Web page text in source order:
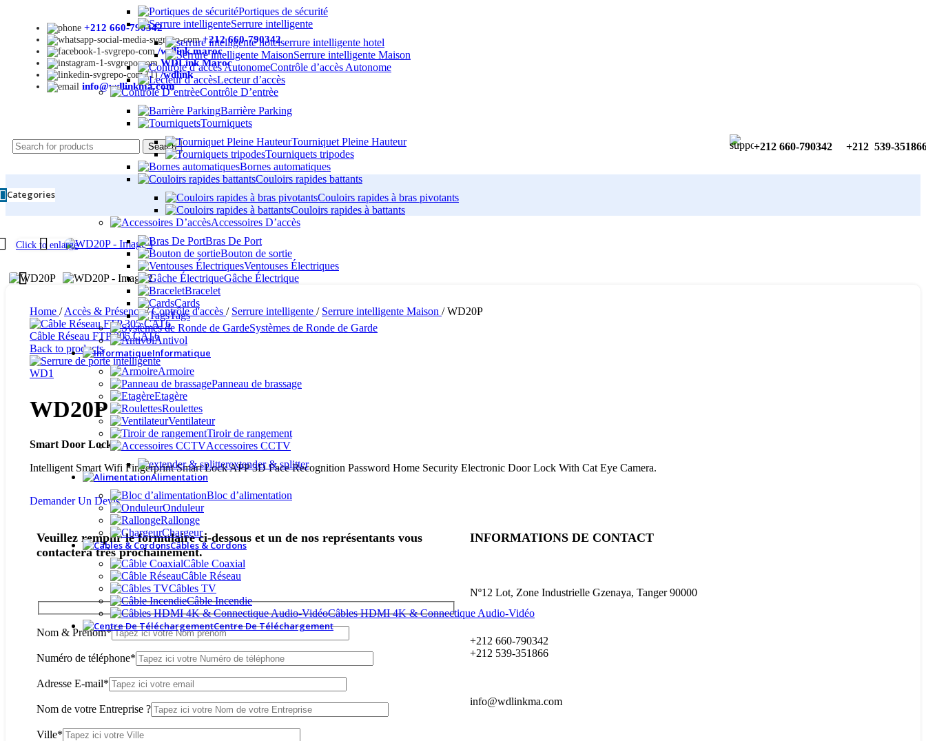
+212 660-790342
+212 660-790342
/wdlink.maroc
WDLink Maroc
/wdlink
info@wdlinkma.com
Search +212 660-790342 +212 539-
Categories
Portiques de sécurité
Serrure intelligente
serrure intelligente hotel
Serrure intelligente Maison
Contrôle d’accès Autonome
Lecteur d’accès
Contrôle D’entrèe
Barrière Parking
Tourniquets
Tourniquet Pleine Hauteur
Tourniquets tripodes
Bornes automatiques
Couloirs rapides battants
Couloirs rapides à bras pivotants
Couloirs rapides à battants
Accessoires D’accès
Bras De Port
Bouton de sortie
Ventouses Électriques
Gâche Électrique
Bracelet
Cards
Tags
Systèmes de Ronde de Garde
Antivol
Informatique
Armoire
Panneau de brassage
Etagère
Roulettes
Ventilateur
Tiroir de rangement
Accessoires CCTV
extender & splitter
Alimentation
Bloc d’alimentation
Onduleur
Rallonge
Chargeur
Câbles & Cordons
Câble Coaxial
Câble Réseau
Câbles TV
Câble Incendie
Câbles HDMI 4K & Connectique Audio-Vidéo
Centre De Téléchargement
Click to enlarge
Home / Accès & Présence/ Contrôle d'accès / Serrure intelligente / Serrure intelligente Maison / WD20P
Câble Réseau FTP 305 CAT6
Back to products
WD1
WD20P
Smart Door Lock
Intelligent Smart Wifi Fingerprint Smart Lock APP 3D Face Recognition Password Home Security Electronic Door Lock With Cat Eye Camera.
Demander Un Devis
Veuillez remplir le formulaire ci-dessous et un de nos représentants vous
contactera très prochainement.
Nom & Prénom*
Numéro de téléphone*
Adresse E-mail*
Nom de votre Entreprise ?
Ville*
INFORMATIONS DE CONTACT
Nº12 Lot, Zone Industrielle Gzenaya, Tanger 90000
+212 660-790342
+212 539-351866
info@wdlinkma.com